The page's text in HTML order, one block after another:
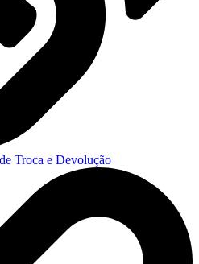
Troca e Devolução